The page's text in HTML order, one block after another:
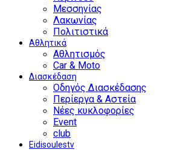
Μεσσηνίας
Λακωνίας
Πολιτιστικά
Αθλητικά
Αθλητισμός
Car & Moto
Διασκέδαση
Οδηγός Διασκέδασης
Περίεργα & Αστεία
Νέες κυκλοφορίες
Event
club
Eidisoulestv